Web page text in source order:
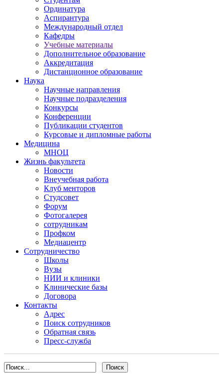
Ординатура
Аспирантура
Международный отдел
Кафедры
Учебные материалы
Дополнительное образование
Аккредитация
Дистанционное образование
Наука
Научные направления
Научные подразделения
Конкурсы
Конференции
Публикации студентов
Курсовые и дипломные работы
Медицина
МНОЦ
Жизнь факультета
Новости
Внеучебная работа
Клуб менторов
Студсовет
Форум
Фотогалерея
сотрудникам
Профком
Медиацентр
Сотрудничество
Школы
Вузы
НИИ и клиники
Клинические базы
Договора
Контакты
Адрес
Поиск сотрудников
Обратная связь
Пресс-служба